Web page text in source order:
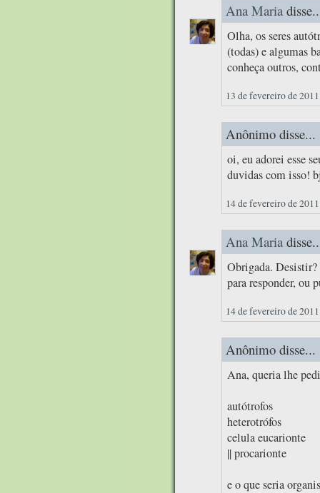
Ana Maria
Olha, os seres
(todas) e algumas
conheça outros,
13 de fevereiro de
Anônimo disse...
oi, eu adorei esse
duvidas com isso!
14 de fevereiro de
Ana Maria
Obrigada.
para responder, ou
14 de fevereiro de
Anônimo disse...
Ana, queria lhe
autótrofos
heterotrófos
celula eucarionte
|| procarionte
e o que seria